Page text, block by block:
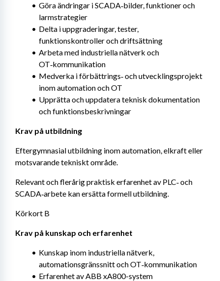
Göra ändringar i SCADA‑bilder, funktioner och
larmstrategier
Delta i uppgraderingar, tester,
funktionskontroller och driftsättning
Arbeta med industriella nätverk och
OT‑kommunikation
Medverka i förbättrings‑ och utvecklingsprojekt
inom automation och OT
Upprätta och uppdatera teknisk dokumentation
och funktionsbeskrivningar
Krav på utbildning
Eftergymnasial utbildning inom automation, elkraft eller
motsvarande tekniskt område.
Relevant och flerårig praktisk erfarenhet av PLC‑ och
SCADA‑arbete kan ersätta formell utbildning.
Körkort B
Krav på kunskap och erfarenhet
Kunskap inom industriella nätverk,
automationsgränssnitt och OT‑kommunikation
Erfarenhet av ABB xA800-system